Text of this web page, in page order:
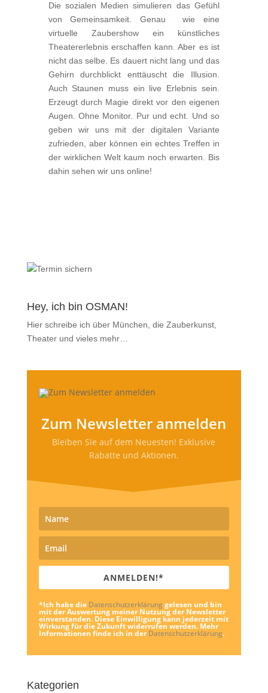
Die sozialen Medien simulieren das Gefühl
von Gemeinsamkeit. Genau wie eine
virtuelle Zaubershow ein künstliches
Theatererlebnis erschaffen kann. Aber es ist
nicht das selbe. Es dauert nicht lang und das
Gehirn durchblickt enttäuscht die Illusion.
Auch Staunen muss ein live Erlebnis sein.
Erzeugt durch Magie direkt vor den eigenen
Augen. Ohne Monitor. Pur und echt. Und so
geben wir uns mit der digitalen Variante
zufrieden, aber können ein echtes Treffen in
der wirklichen Welt kaum noch erwarten. Bis
dahin sehen wir uns online!
Hey, ich bin OSMAN!
Hier schreibe ich über München, die Zauberkunst,
Theater und vieles mehr…
Zum Newsletter anmelden
Bleiben Sie auf dem Neuesten! Exklusive
Rabatte und Aktionen.
ANMELDEN!*
*Ich habe die Datenschutzerklärung gelesen und bin
mit der Auswertung meiner Nutzung der Newsletter
einverstanden. Diese Einwilligung kann jederzeit mit
Wirkung für die Zukunft widerrufen werden. Mehr
Informationen finde ich in derDatenschutzerklärung.
Kategorien